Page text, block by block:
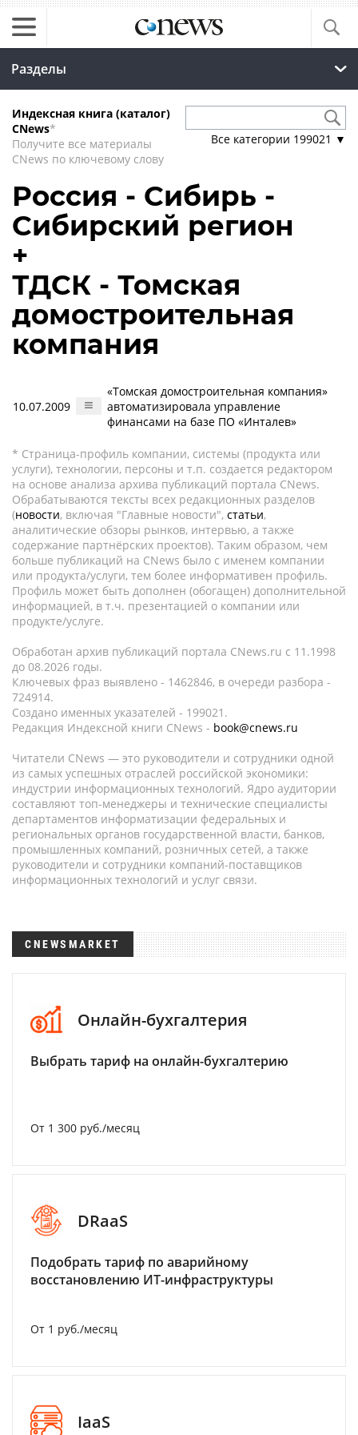
Разделы
Индексная книга (каталог)
CNews*
Получите все материалы
CNews по ключевому слову
Все категории 199021 ▼
Россия - Сибирь -
Сибирский регион
+
ТДСК - Томская
домостроительная
компания
10.07.2009
«Томская домостроительная компания»
автоматизировала управление
финансами на базе ПО «Инталев»
* Страница-профиль компании, системы (продукта или
услуги), технологии, персоны и т.п. создается редактором
на основе анализа архива публикаций портала CNews.
Обрабатываются тексты всех редакционных разделов
(новости, включая "Главные новости", статьи,
аналитические обзоры рынков, интервью, а также
содержание партнёрских проектов). Таким образом, чем
больше публикаций на CNews было с именем компании
или продукта/услуги, тем более информативен профиль.
Профиль может быть дополнен (обогащен) дополнительной
информацией, в т.ч. презентацией о компании или
продукте/услуге.
Обработан архив публикаций портала CNews.ru c 11.1998
до 08.2026 годы.
Ключевых фраз выявлено - 1462846, в очереди разбора -
724914.
Создано именных указателей - 199021.
Редакция Индексной книги CNews - book@cnews.ru
Читатели CNews — это руководители и сотрудники одной
из самых успешных отраслей российской экономики:
индустрии информационных технологий. Ядро аудитории
составляют топ-менеджеры и технические специалисты
департаментов информатизации федеральных и
региональных органов государственной власти, банков,
промышленных компаний, розничных сетей, а также
руководители и сотрудники компаний-поставщиков
информационных технологий и услуг связи.
CNEWSMARKET
Онлайн-бухгалтерия
Выбрать тариф на онлайн-бухгалтерию
От 1 300 руб./месяц
DRaaS
Подобрать тариф по аварийному
восстановлению ИТ-инфраструктуры
От 1 руб./месяц
IaaS